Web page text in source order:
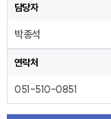
담당자
박종석
연락처
051-510-0851